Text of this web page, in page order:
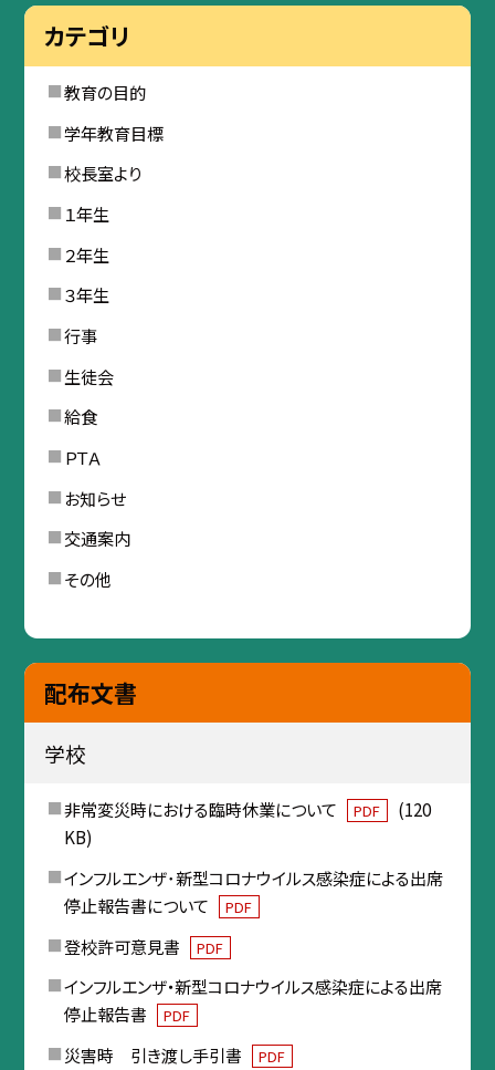
カテゴリ
教育の目的
学年教育目標
校長室より
１年生
２年生
３年生
行事
生徒会
給食
ＰＴＡ
お知らせ
交通案内
その他
配布文書
学校
非常変災時における臨時休業について PDF
(120
KB)
インフルエンザ･新型コロナウイルス感染症による出席
停止報告書について
PDF
登校許可意見書 PDF
インフルエンザ・新型コロナウイルス感染症による出席
停止報告書
PDF
災害時 引き渡し手引書 PDF